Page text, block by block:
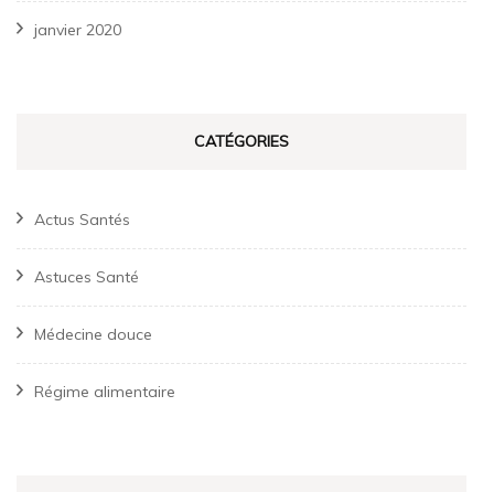
janvier 2020
CATÉGORIES
Actus Santés
Astuces Santé
Médecine douce
Régime alimentaire